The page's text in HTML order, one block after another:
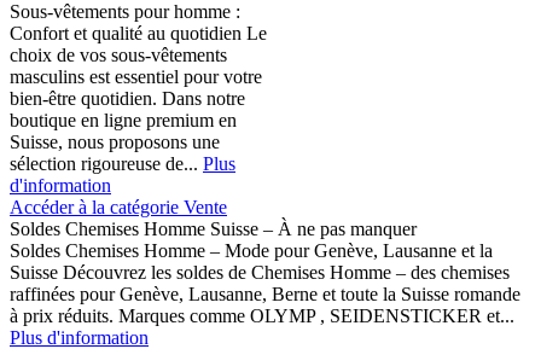
Sous-vêtements pour homme :
Confort et qualité au quotidien Le
choix de vos sous-vêtements
masculins est essentiel pour votre
bien-être quotidien. Dans notre
boutique en ligne premium en
Suisse, nous proposons une
sélection rigoureuse de... Plus
d'information
Accéder à la catégorie Vente
Soldes Chemises Homme Suisse – À ne pas manquer
Soldes Chemises Homme – Mode pour Genève, Lausanne et la
Suisse Découvrez les soldes de Chemises Homme – des chemises
raffinées pour Genève, Lausanne, Berne et toute la Suisse romande
à prix réduits. Marques comme OLYMP , SEIDENSTICKER et...
Plus d'information